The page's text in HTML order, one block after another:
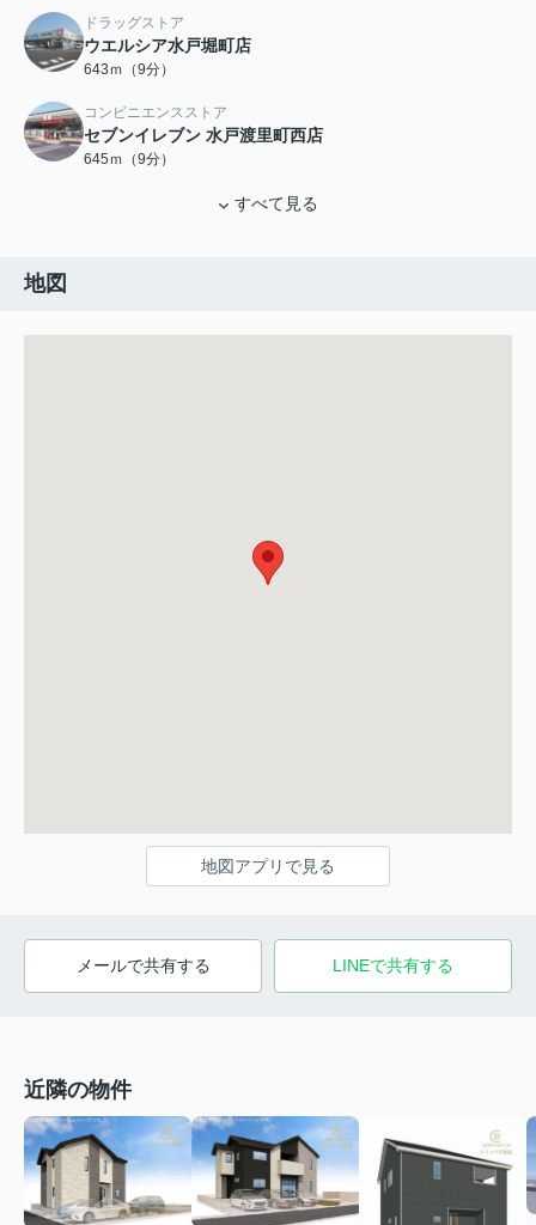
ドラッグストア
ウエルシア水戸堀町店
643ｍ（9分）
コンビニエンスストア
セブンイレブン 水戸渡里町西店
645ｍ（9分）
すべて見る
地図
地図アプリで見る
メールで共有する LINEで共有する
近隣の物件